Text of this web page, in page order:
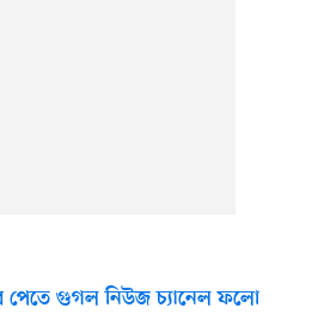
গুগল নিউজ চ্যানেল ফলো